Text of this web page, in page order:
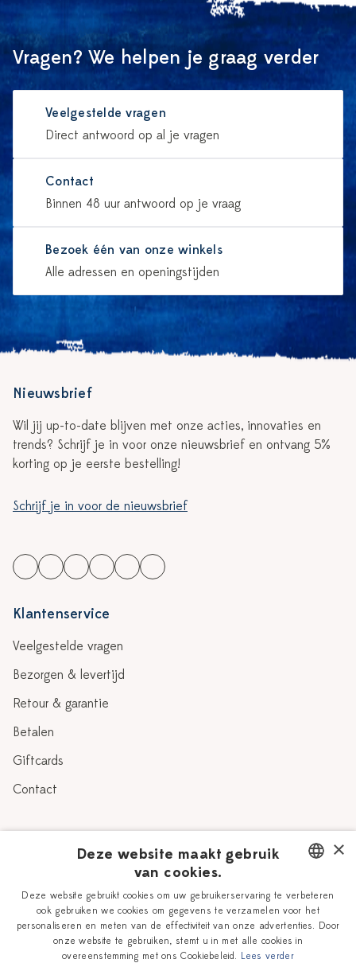
Vragen? We helpen je graag verder
Veelgestelde vragen
Direct antwoord op al je vragen
Contact
Binnen 48 uur antwoord op je vraag
Bezoek één van onze winkels
Alle adressen en openingstijden
Nieuwsbrief
Wil jij up-to-date blijven met onze acties, innovaties en
trends? Schrijf je in voor onze nieuwsbrief en ontvang 5%
korting op je eerste bestelling!
Schrijf je in voor de nieuwsbrief
Klantenservice
Veelgestelde vragen
Bezorgen & levertijd
Retour & garantie
Betalen
Giftcards
Contact
Verhaal
Onze plateelschilders
Delfts Blauw
Workshops
Vacatures
DUTCH
ENGLISH
×
Deze website maakt gebruik
van cookies.
Deze website gebruikt cookies om uw gebruikerservaring te verbeteren
ook gebruiken we cookies om gegevens te verzamelen voor het
personaliseren en meten van de effectiviteit van onze advertenties. Door
onze website te gebruiken, stemt u in met alle cookies in
overeenstemming met ons Cookiebeleid. Lees verder